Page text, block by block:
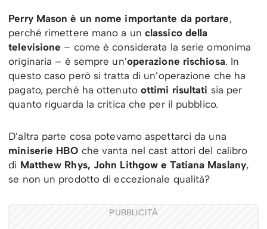
Perry Mason è un nome importante da portare,
perché rimettere mano a un classico della
televisione – come è considerata la serie omonima
originaria – è sempre un’operazione rischiosa. In
questo caso però si tratta di un’operazione che ha
pagato, perché ha ottenuto ottimi risultati sia per
quanto riguarda la critica che per il pubblico.
D’altra parte cosa potevamo aspettarci da una
miniserie HBO che vanta nel cast attori del calibro
di Matthew Rhys, John Lithgow e Tatiana Maslany,
se non un prodotto di eccezionale qualità?
PUBBLICITÀ